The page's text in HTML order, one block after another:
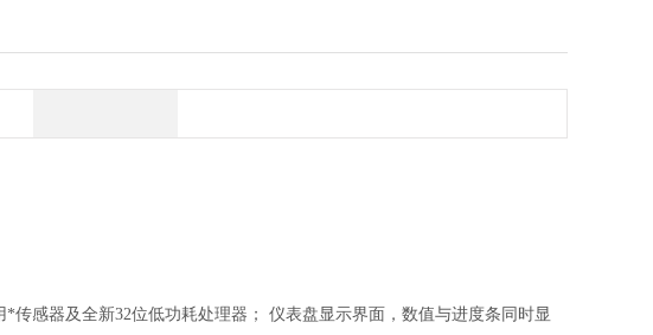
感器及全新32位低功耗处理器； 仪表盘显示界面，数值与进度条同时显